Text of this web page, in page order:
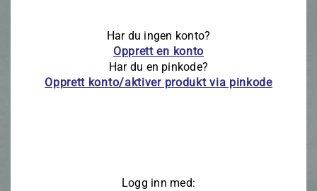
Har du ingen konto?
Opprett en konto
Har du en pinkode?
Opprett konto/aktiver produkt via pinkode
Logg inn med: